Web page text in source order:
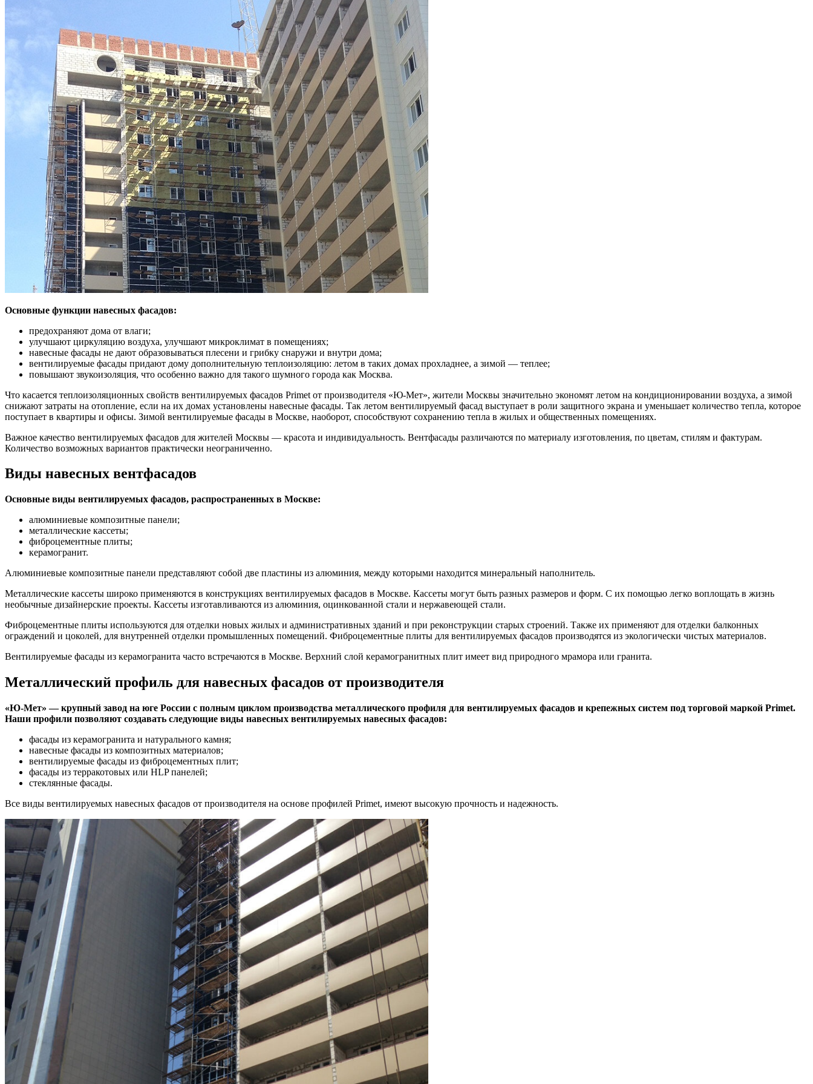
Основные функции навесных фасадов:
предохраняют дома от влаги;
улучшают циркуляцию воздуха, улучшают микроклимат в помещениях;
навесные фасады не дают образовываться плесени и грибку снаружи и внутри дома;
вентилируемые фасады придают дому дополнительную теплоизоляцию: летом в таких домах прохладнее, а зимой — теплее;
повышают звукоизоляция, что особенно важно для такого шумного города как Москва.
Что касается теплоизоляционных свойств вентилируемых фасадов Primet от производителя «Ю-Мет», жители Москвы значительно экономят летом на кондиционировании воздуха, а зимой
снижают затраты на отопление, если на их домах установлены навесные фасады. Так летом вентилируемый фасад выступает в роли защитного экрана и уменьшает количество тепла, которое
поступает в квартиры и офисы. Зимой вентилируемые фасады в Москве, наоборот, способствуют сохранению тепла в жилых и общественных помещениях.
Важное качество вентилируемых фасадов для жителей Москвы — красота и индивидуальность. Вентфасады различаются по материалу изготовления, по цветам, стилям и фактурам.
Количество возможных вариантов практически неограниченно.
Виды навесных вентфасадов
Основные виды вентилируемых фасадов, распространенных в Москве:
алюминиевые композитные панели;
металлические кассеты;
фиброцементные плиты;
керамогранит.
Алюминиевые композитные панели представляют собой две пластины из алюминия, между которыми находится минеральный наполнитель.
Металлические кассеты широко применяются в конструкциях вентилируемых фасадов в Москве. Кассеты могут быть разных размеров и форм. С их помощью легко воплощать в жизнь
необычные дизайнерские проекты. Кассеты изготавливаются из алюминия, оцинкованной стали и нержавеющей стали.
Фиброцементные плиты используются для отделки новых жилых и административных зданий и при реконструкции старых строений. Также их применяют для отделки балконных
ограждений и цоколей, для внутренней отделки промышленных помещений. Фиброцементные плиты для вентилируемых фасадов производятся из экологически чистых материалов.
Вентилируемые фасады из керамогранита часто встречаются в Москве. Верхний слой керамогранитных плит имеет вид природного мрамора или гранита.
Металлический профиль для навесных фасадов от производителя
«Ю-Мет» — крупный завод на юге России с полным циклом производства металлического профиля для вентилируемых фасадов и крепежных систем под торговой маркой Primet.
Наши профили позволяют создавать следующие виды навесных вентилируемых навесных фасадов:
фасады из керамогранита и натурального камня;
навесные фасады из композитных материалов;
вентилируемые фасады из фиброцементных плит;
фасады из терракотовых или HLP панелей;
стеклянные фасады.
Все виды вентилируемых навесных фасадов от производителя на основе профилей Primet, имеют высокую прочность и надежность.